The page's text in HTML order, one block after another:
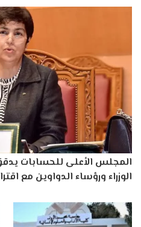
المجلس الأعلى للحسابات
الوزراء ورؤساء الدواوين مع